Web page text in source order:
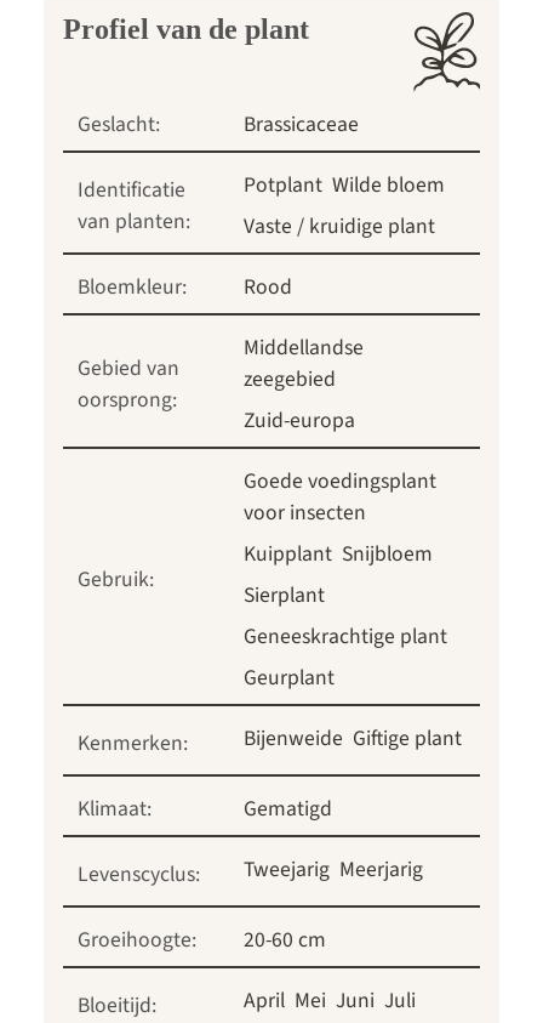
Profiel van de plant
Geslacht: Brassicaceae
Identificatie
van planten:
Potplant Wilde bloem
Vaste / kruidige plant
Bloemkleur:
Rood
Gebied van
oorsprong:
Middellandse
zeegebied
Zuid-europa
Gebruik:
Goede voedingsplant
voor insecten
Kuipplant Snijbloem
Sierplant
Geneeskrachtige plant
Geurplant
Kenmerken: Bijenweide Giftige plant
Klimaat: Gematigd
Levenscyclus: Tweejarig Meerjarig
Groeihoogte: 20-60 cm
Bloeitijd: April Mei Juni Juli